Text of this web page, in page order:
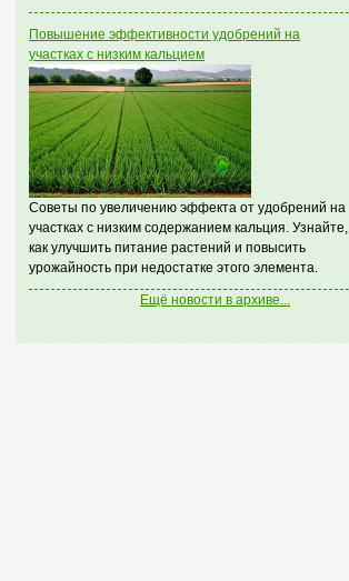
Повышение эффективности удобрений на
участках с низким кальцием
Советы по увеличению эффекта от удобрений на
участках с низким содержанием кальция. Узнайте,
как улучшить питание растений и повысить
урожайность при недостатке этого элемента.
Ещё новости в архиве...